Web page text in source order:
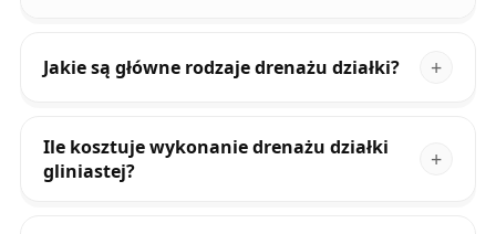
Jakie są główne rodzaje drenażu działki?
Ile kosztuje wykonanie drenażu działki
gliniastej?